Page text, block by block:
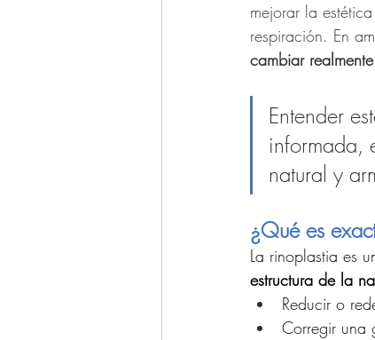
mejorar la
respiración. En
cambiar
Entender
informada,
natural y
¿Qué es
La rinoplastia es
estructura de la
Reducir o
Corregir una